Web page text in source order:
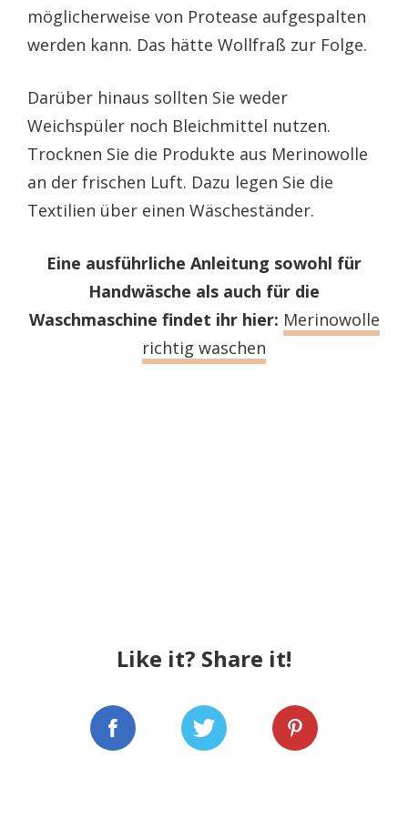
möglicherweise von Protease aufgespalten
werden kann. Das hätte Wollfraß zur Folge.
Darüber hinaus sollten Sie weder
Weichspüler noch Bleichmittel nutzen.
Trocknen Sie die Produkte aus Merinowolle
an der frischen Luft. Dazu legen Sie die
Textilien über einen Wäscheständer.
Eine ausführliche Anleitung sowohl für
Handwäsche als auch für die
Waschmaschine findet ihr hier: Merinowolle
richtig waschen
Like it? Share it!